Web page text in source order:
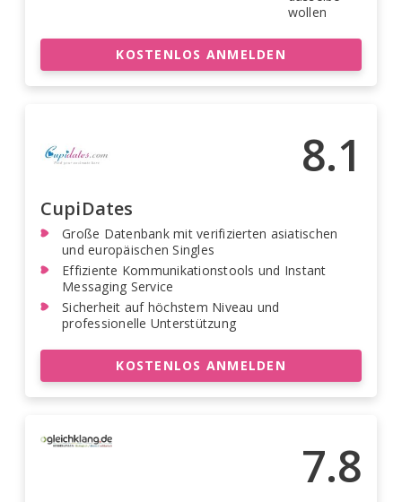
wollen
KOSTENLOS ANMELDEN
8.1
CupiDates
Große Datenbank mit verifizierten asiatischen
und europäischen Singles
Effiziente Kommunikationstools und Instant
Messaging Service
Sicherheit auf höchstem Niveau und
professionelle Unterstützung
KOSTENLOS ANMELDEN
7.8